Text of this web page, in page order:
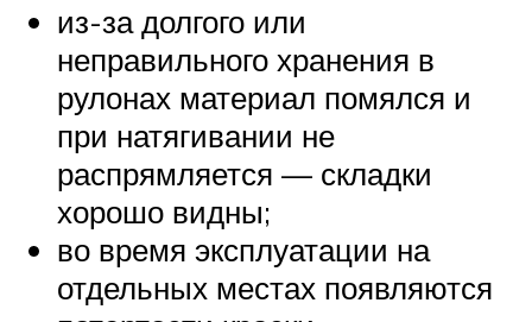
из-за долгого или
неправильного хранения в
рулонах материал помялся и
при натягивании не
распрямляется — складки
хорошо видны;
во время эксплуатации на
отдельных местах появляются